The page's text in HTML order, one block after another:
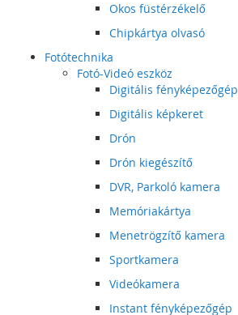
Okos füstérzékelő
Chipkártya olvasó
Fotótechnika
Fotó-Videó eszköz
Digitális fényképezőgép
Digitális képkeret
Drón
Drón kiegészítő
DVR, Parkoló kamera
Memóriakártya
Menetrögzítő kamera
Sportkamera
Videókamera
Instant fényképezőgép